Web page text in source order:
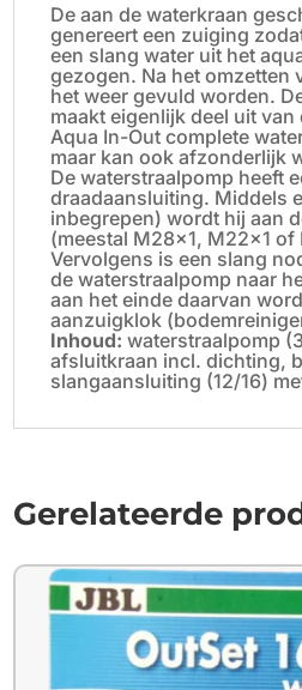
De aan de waterkraan
genereert een zuiging
een slang water uit het
gezogen. Na het omzetten
het weer gevuld worden.
maakt eigenlijk deel uit van
Aqua In-Out complete
maar kan ook afzonderlijk
De waterstraalpomp heeft
draadaansluiting. Middels
inbegrepen) wordt hij aan
(meestal M28x1, M22x1
Vervolgens is een slang
de waterstraalpomp naar
aan het einde daarvan
aanzuigklok
Inhoud: waterstraalpomp
afsluitkraan incl. dichting,
slangaansluiting (12/16)
Gerelateerde